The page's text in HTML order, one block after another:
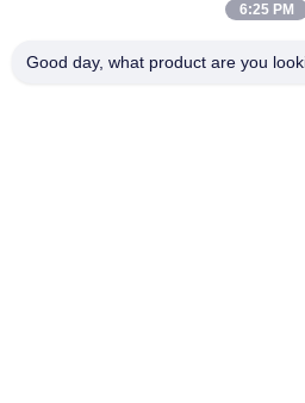
Contactez
6:25 PM
Good day, what product are you